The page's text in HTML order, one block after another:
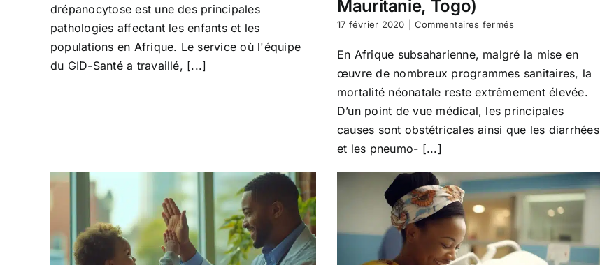
soins
drépanocytose est une des principales
pathologies affectant les enfants et les
populations en Afrique. Le service où l'équipe
du GID-Santé a travaillé, [...]
Mauritanie, Togo)
17 février 2020 Commentaires ferméssur
quel
sociotechnique
meurent
nouveau-
nés
(Bénin,
Burkina-
Mauritanie,
En Afrique subsaharienne, malgré la mise en
œuvre de nombreux programmes sanitaires, la
mortalité néonatale reste extrêmement élevée.
D’un point de vue médical, les principales
causes sont obstétricales ainsi que les diarrhées
et les pneumo- [...]